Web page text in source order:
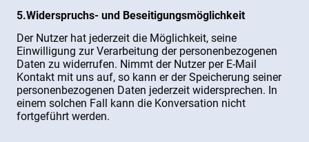
5.Widerspruchs- und Beseitigungsmöglichkeit
Der Nutzer hat jederzeit die Möglichkeit, seine
Einwilligung zur Verarbeitung der personenbezogenen
Daten zu widerrufen. Nimmt der Nutzer per E-Mail
Kontakt mit uns auf, so kann er der Speicherung seiner
personenbezogenen Daten jederzeit widersprechen. In
einem solchen Fall kann die Konversation nicht
fortgeführt werden.